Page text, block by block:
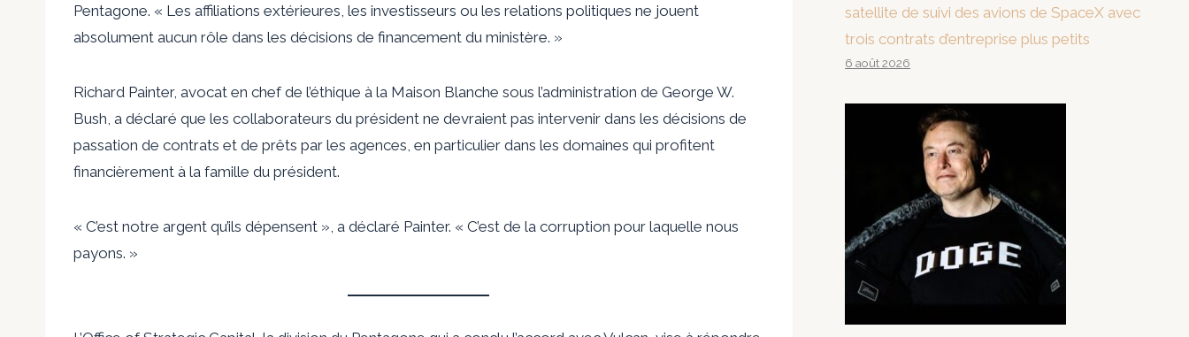
Pentagone. « Les affiliations extérieures, les investisseurs ou les relations politiques ne jouent
absolument aucun rôle dans les décisions de financement du ministère. »
Richard Painter, avocat en chef de l’éthique à la Maison Blanche sous l’administration de George W.
Bush, a déclaré que les collaborateurs du président ne devraient pas intervenir dans les décisions de
passation de contrats et de prêts par les agences, en particulier dans les domaines qui profitent
financièrement à la famille du président.
« C’est notre argent qu’ils dépensent », a déclaré Painter. « C’est de la corruption pour laquelle nous
payons. »
satellite de suivi des avions de SpaceX avec
trois contrats d’entreprise plus petits
6 août 2026